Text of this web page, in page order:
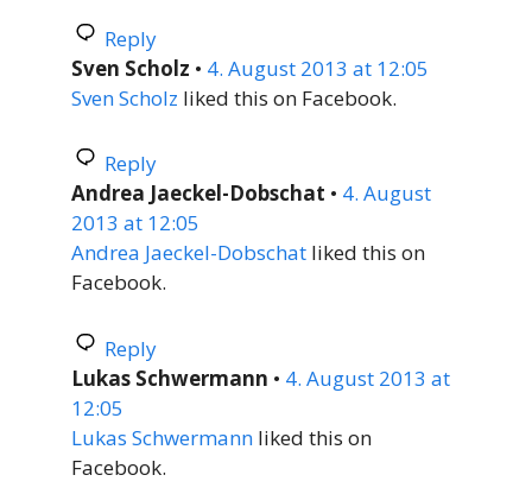
Reply
Sven Scholz • 4. August 2013 at 12:05
Sven Scholz liked this on Facebook.
Reply
Andrea Jaeckel-Dobschat • 4. August
2013 at 12:05
Andrea Jaeckel-Dobschat liked this on
Facebook.
Reply
Lukas Schwermann • 4. August 2013 at
12:05
Lukas Schwermann liked this on
Facebook.